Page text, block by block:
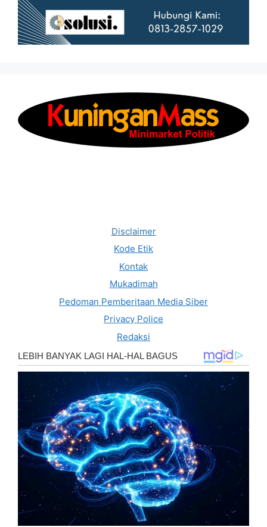
Disclaimer
Kode Etik
Kontak
Mukadimah
Pedoman Pemberitaan Media Siber
Privacy Police
Redaksi